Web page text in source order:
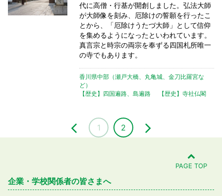
代に高僧・行基が開創しました。弘法大師
が大師像を刻み、厄除けの誓願を行ったこ
とから、「厄除けうたづ大師」として信仰
を集めるようになったといわれています。
真言宗と時宗の両宗を奉ずる四国札所唯一
の寺でもあります。
香川県中部（瀬戸大橋、丸亀城、金刀比羅宮な
ど）
【歴史】四国遍路、島遍路
【歴史】寺社仏閣
1 2
PAGE TOP
企業・学校関係者の皆さまへ